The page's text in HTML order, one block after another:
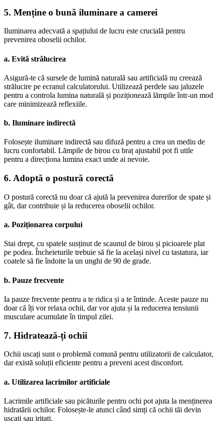
5. Menține o bună iluminare a camerei
Iluminarea adecvată a spațiului de lucru este crucială pentru
prevenirea oboselii ochilor.
a. Evită strălucirea
Asigură-te că sursele de lumină naturală sau artificială nu creează
strălucire pe ecranul calculatorului. Utilizează perdele sau jaluzele
pentru a controla lumina naturală și poziționează lămpile într-un mod
care minimizează reflexiile.
b. Iluminare indirectă
Folosește iluminare indirectă sau difuză pentru a crea un mediu de
lucru confortabil. Lămpile de birou cu braț ajustabil pot fi utile
pentru a direcționa lumina exact unde ai nevoie.
6. Adoptă o postură corectă
O postură corectă nu doar că ajută la prevenirea durerilor de spate și
gât, dar contribuie și la reducerea oboselii ochilor.
a. Poziționarea corpului
Stai drept, cu spatele susținut de scaunul de birou și picioarele plat
pe podea. Încheieturile trebuie să fie la același nivel cu tastatura, iar
coatele să fie îndoite la un unghi de 90 de grade.
b. Pauze frecvente
Ia pauze frecvente pentru a te ridica și a te întinde. Aceste pauze nu
doar că îți vor relaxa ochii, dar vor ajuta și la reducerea tensiunii
musculare acumulate în timpul zilei.
7. Hidratează-ți ochii
Ochii uscați sunt o problemă comună pentru utilizatorii de calculator,
dar există soluții eficiente pentru a preveni acest disconfort.
a. Utilizarea lacrimilor artificiale
Lacrimile artificiale sau picăturile pentru ochi pot ajuta la menținerea
hidratării ochilor. Folosește-le atunci când simți că ochii tăi devin
uscați sau iritați.